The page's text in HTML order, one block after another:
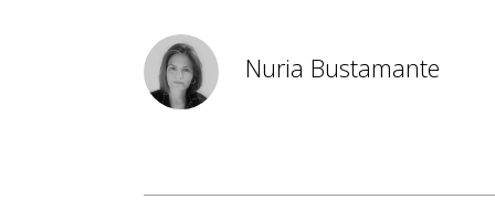
Nuria Bustamante